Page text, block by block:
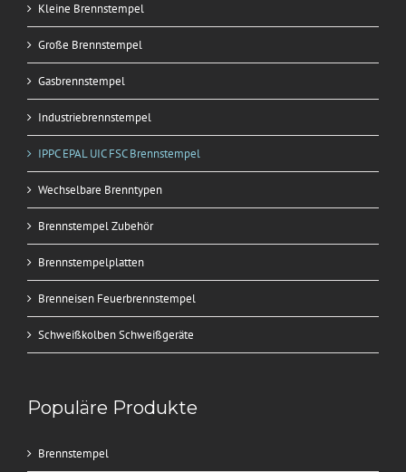
Kleine Brennstempel
Große Brennstempel
Gasbrennstempel
Industriebrennstempel
IPPC EPAL UIC FSC Brennstempel
Wechselbare Brenntypen
Brennstempel Zubehör
Brennstempelplatten
Brenneisen Feuerbrennstempel
Schweißkolben Schweißgeräte
Populäre Produkte
Brennstempel